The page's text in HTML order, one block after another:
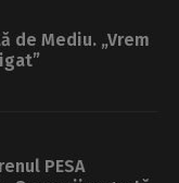
de Mediu. „Vrem
PESA